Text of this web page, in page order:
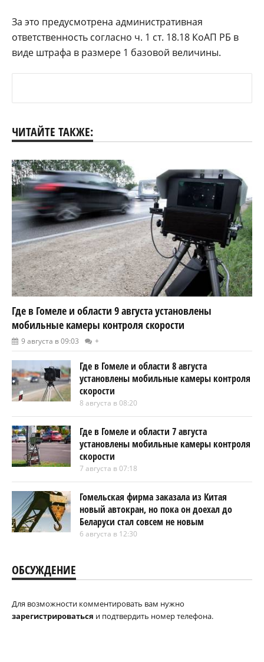
За это предусмотрена административная
ответственность согласно ч. 1 ст. 18.18 КоАП РБ в
виде штрафа в размере 1 базовой величины.
ЧИТАЙТЕ ТАКЖЕ:
Где в Гомеле и области 9 августа установлены
мобильные камеры контроля скорости
9 августа в 09:03 +
Где в Гомеле и области 8 августа
установлены мобильные камеры контроля
скорости
8 августа в 08:20
Где в Гомеле и области 7 августа
установлены мобильные камеры контроля
скорости
7 августа в 07:18
Гомельская фирма заказала из Китая
новый автокран, но пока он доехал до
Беларуси стал совсем не новым
6 августа в 12:30
ОБСУЖДЕНИЕ
Для возможности комментировать вам нужно
зарегистрироваться и подтвердить номер телефона.